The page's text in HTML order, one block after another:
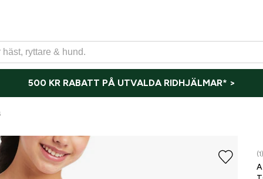
500 KR RABATT PÅ UTVALDA RIDHJÄLMAR* >
(1)